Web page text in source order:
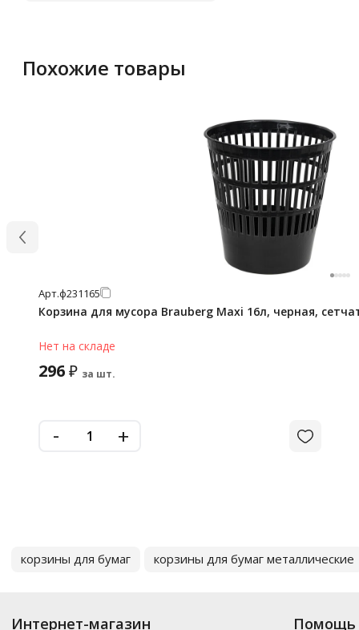
Похожие товары
Арт.ф231165
Корзина для мусора Brauberg Maxi 16л, черная,
Нет на складе
296₽ за шт.
- +
корзины для бумаг корзины для бумаг металлические
Интернет-магазин Помощь